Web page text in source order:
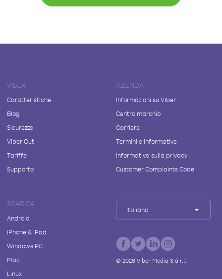
VIBER
Caratteristiche
Blog
Sicurezza
Viber Out
Tariffe
Supporto
AZIENDA
Informazioni su Viber
Centro marchio
Carriere
Termini e informative
Informativa sulla privacy
Customer Complaints Code
SCARICA
Android
iPhone & iPad
Windows PC
Mac
Linux
Italiano
© 2026Viber Media S.à r.l.